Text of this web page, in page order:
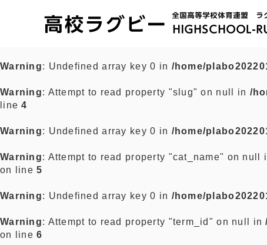
Warning: Undefined array key 0 in /home/
Warning: Attempt to read property "slug" on null in /
line4
Warning: Undefined array key 0 in /home/
Warning: Attempt to read property "cat_name" on null
on line5
Warning: Undefined array key 0 in /home/
Warning: Attempt to read property "term_id" on null in
on line6